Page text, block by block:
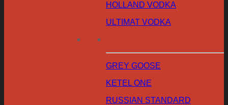
HOLLAND VODKA
ULTIMAT VODKA
GREY GOOSE
KETEL ONE
RUSSIAN STANDARD